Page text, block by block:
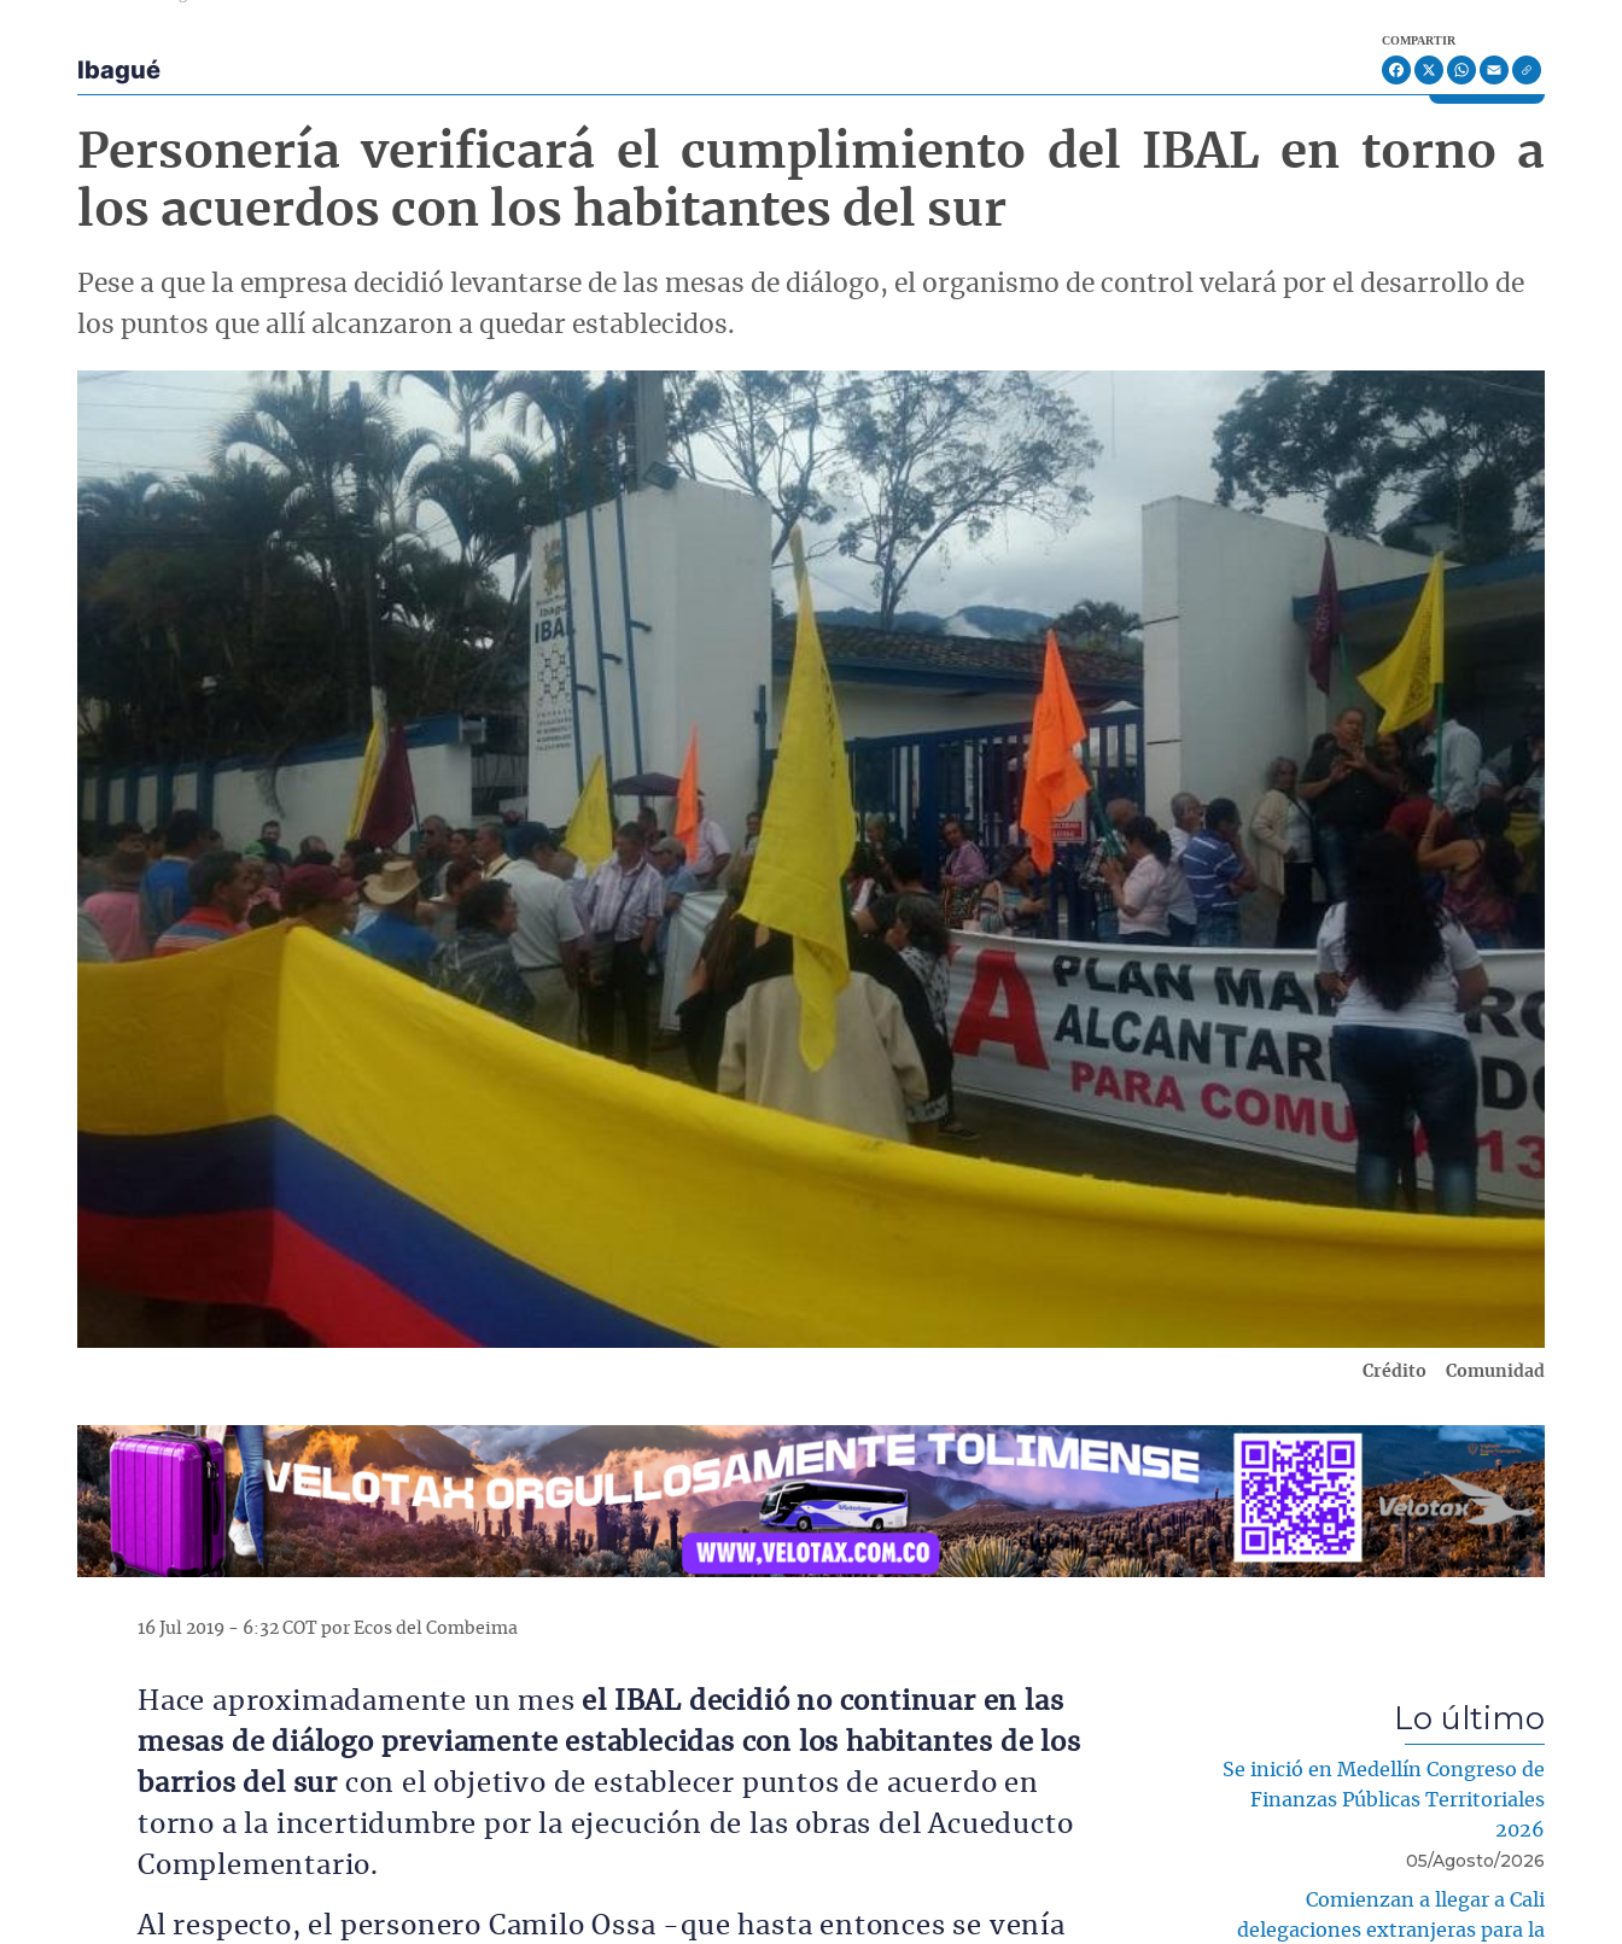
Econoticias y Eventos
Ibagué
COMPARTIR
Facebook
X WhatsApp
Email
Personería verificará el cumplimiento del IBAL en torno a
los acuerdos con los habitantes del sur
Pese a que la empresa decidió levantarse de las mesas de diálogo, el organismo de control velará por el desarrollo de
los puntos que allí alcanzaron a quedar establecidos.
Imagen
Crédito Comunidad
16 Jul 2019 - 6:32 COT por Ecos del Combeima
Hace aproximadamente un mes el IBAL decidió no continuar en las
mesas de diálogo previamente establecidas con los habitantes de los
barrios del sur con el objetivo de establecer puntos de acuerdo en
torno a la incertidumbre por la ejecución de las obras del Acueducto
Complementario.
Al respecto, el personero Camilo Ossa -que hasta entonces se venía
Lo último
Se inició en Medellín Congreso de
Finanzas Públicas Territoriales
2026
05/Agosto/2026
Comienzan a llegar a Cali
delegaciones extranjeras para la